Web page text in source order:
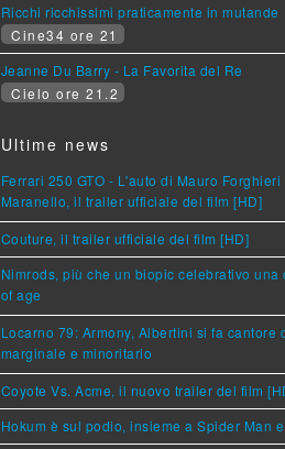
Ricchi ricchissimi praticamente in mutande
Cine34 ore 21
Jeanne Du Barry - La Favorita del Re
Cielo ore 21.2
Ultime news
Ferrari 250 GTO - L'auto di Mauro Forghieri
Maranello, il trailer ufficiale del film [HD]
Couture, il trailer ufficiale del film [HD]
Nimrods, più che un biopic celebrativo una
of age
Locarno 79: Armony, Albertini si fa cantore
marginale e minoritario
Coyote Vs. Acme, il nuovo trailer del film
Hokum è sul podio, insieme a Spider Man